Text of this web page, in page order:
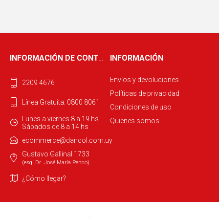
2209 4676
Línea Gratuita: 0800 8061
Lunes a viernes 8 a 19 hs
Sábados de 8 a 14 hs
ecommerce@dancol.com.uy
Gustavo Gallinal 1733
(esq. Dr. José María Penco)
¿Cómo llegar?
INFORMACIÓN
Envíos y devoluciones
Políticas de privacidad
Condiciones de uso
Quienes somos